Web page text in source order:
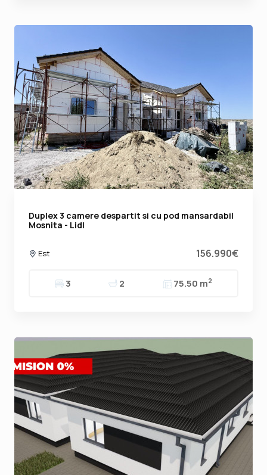
Duplex 3 camere despartit si cu pod mansardabil
Mosnita - Lidl
Est 156.990€
3 2 75.50 m2